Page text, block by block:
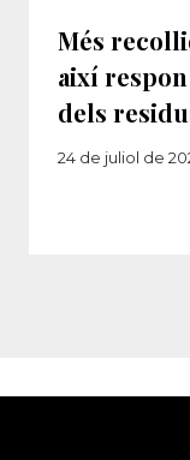
Més
així
dels
24 de juliol de